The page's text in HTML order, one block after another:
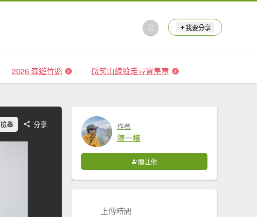
我要分享
2026 森遊竹縣 微笑山線縱走尋寶集章
檢舉 分享 作者
陳一橫
關注他
上傳時間